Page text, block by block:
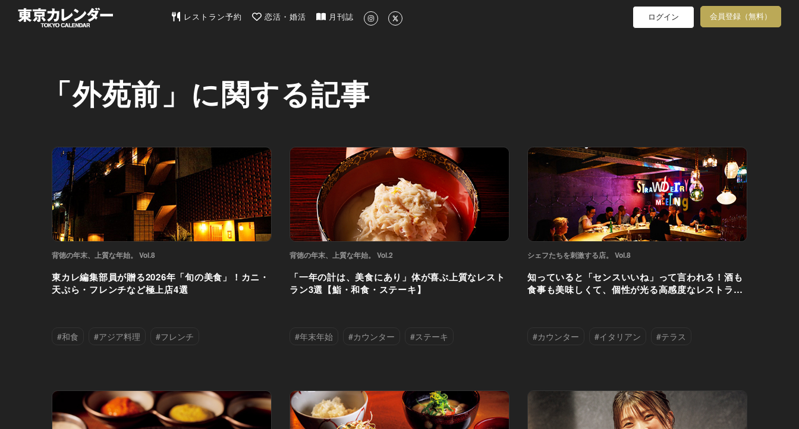
東京カレンダー | 最新のグルメ、洗練されたライフスタイル情報
レストラン予約 恋活・婚活 月刊誌 ログイン 会員登録（無料）
「外苑前」に関する記事
背徳の年末、上質な年始。 Vol.8
東カレ編集部員が贈る2026年「旬の美食」！カニ・
天ぷら・フレンチなど極上店4選
#和食 #アジア料理
#フレンチ
背徳の年末、上質な年始。 Vol.2
「一年の計は、美食にあり」体が喜ぶ上質なレスト
ラン3選【鮨・和食・ステーキ】
#年末年始 #カウンター
#ステーキ
シェフたちを刺激する店。 Vol.8
知っていると「センスいいね」って言われる！酒も
食事も美味しくて、個性が光る高感度なレストラン
#カウンター #イタリアン
#テラス
#日本酒
#渋谷区 #港区 #目黒区